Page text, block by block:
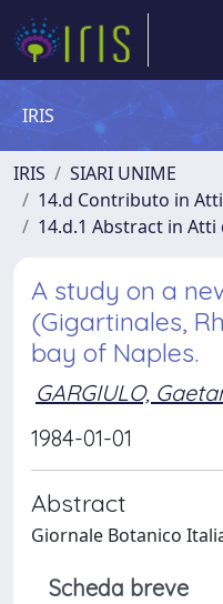
IRIS
IRIS
SIARI UNIME
14.d Contributo in
14.d.1 Abstract in
A study on a
(Gigartinales,
bay of Naples.
GARGIULO,
1984-01-01
Abstract
Giornale Botanico
Scheda breve